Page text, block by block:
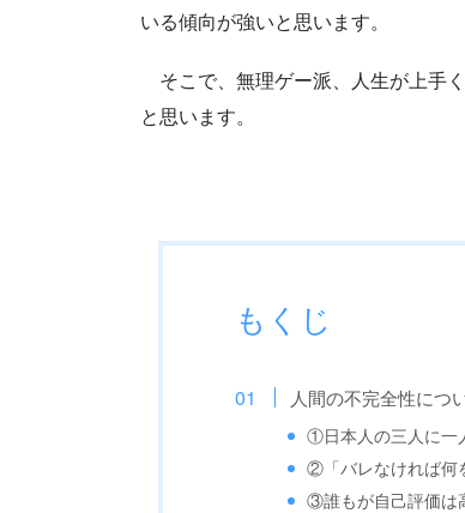
いる傾向が強いと思います。
そこで、無理ゲー派、人生が上手
と思います。
もくじ
人間の不完全性につ
①日本人の三人に一
②「バレなければ何
③誰もが自己評価は